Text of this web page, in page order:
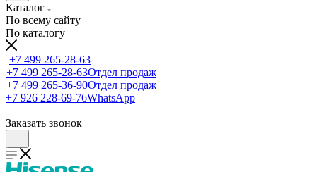
Каталог
По всему сайту
По каталогу
+7 499 265-28-63
+7 499 265-28-63Отдел продаж
+7 499 265-36-90Отдел продаж
+7 926 228-69-76WhatsApp
Заказать звонок